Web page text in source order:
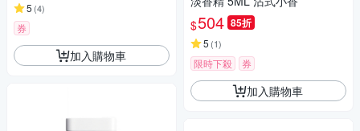
5 (4)
券
加入購物車
$504 85折
5 (1)
限時下殺 券
加入購物車